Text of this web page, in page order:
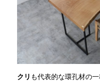
クリ も代表的な環孔材の一